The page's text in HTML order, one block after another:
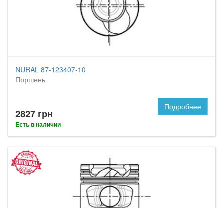
NURAL 87-123407-10
Поршень
2827 грн
Есть в наличии
Подробнее